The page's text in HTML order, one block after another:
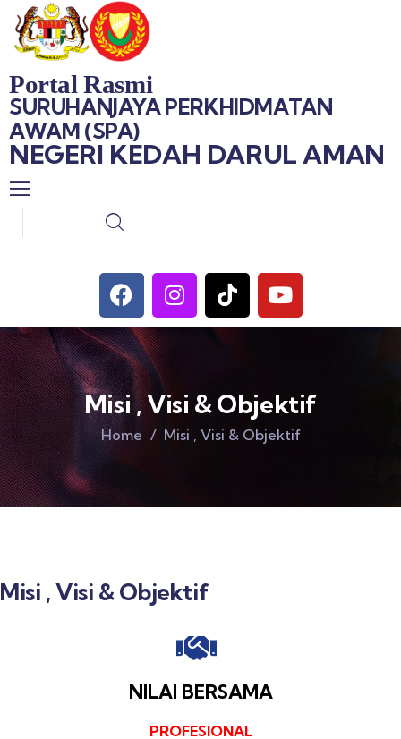
Portal Rasmi
SURUHANJAYA PERKHIDMATAN
AWAM (SPA)
NEGERI KEDAH DARUL AMAN
Misi , Visi & Objektif
Home Misi , Visi & Objektif
Misi , Visi & Objektif
NILAI BERSAMA
PROFESIONAL